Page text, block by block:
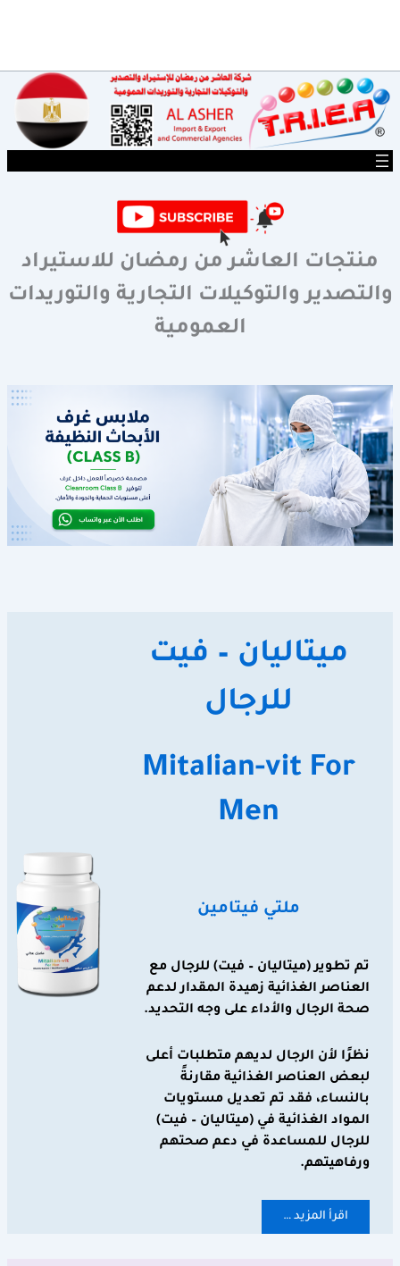
منتجات العاشر من رمضان للاستيراد
والتصدير والتوكيلات التجارية والتوريدات
العمومية
ميتاليان – فيت
للرجال
Mitalian-vit For
Men
ملتي فيتامين
تم تطوير (ميتاليان – فيت) للرجال مع
العناصر الغذائية زهيدة المقدار لدعم
صحة الرجال والأداء على وجه التحديد.
نظرًا لأن الرجال لديهم متطلبات أعلى
لبعض العناصر الغذائية مقارنةً
بالنساء، فقد تم تعديل مستويات
المواد الغذائية في (ميتاليان – فيت)
للرجال للمساعدة في دعم صحتهم
ورفاهيتهم.
اقرأ المزيد …